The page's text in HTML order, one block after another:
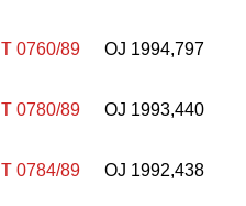
T 0760/89 OJ 1994,797
T 0780/89 OJ 1993,440
T 0784/89 OJ 1992,438